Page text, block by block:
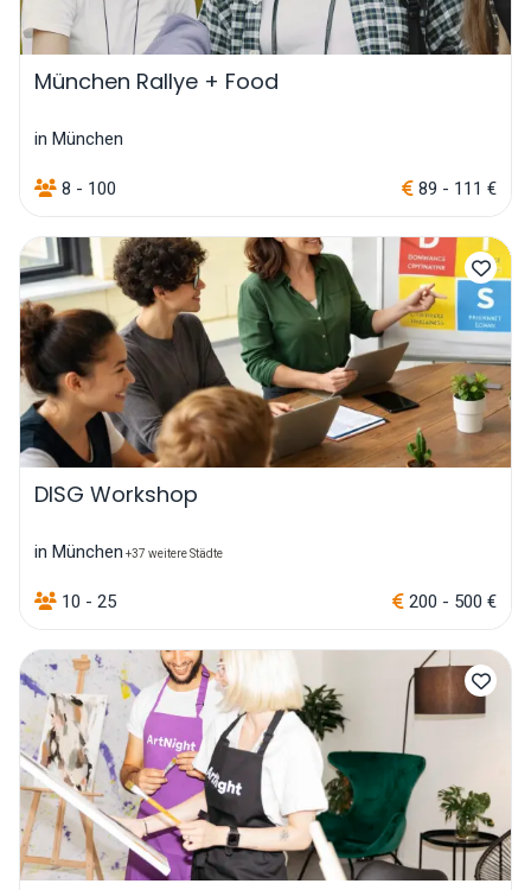
München Rallye + Food
in München
8 - 100 89 - 111 €
DISG Workshop
in München +37 weitere Städte
10 - 25 200 - 500 €